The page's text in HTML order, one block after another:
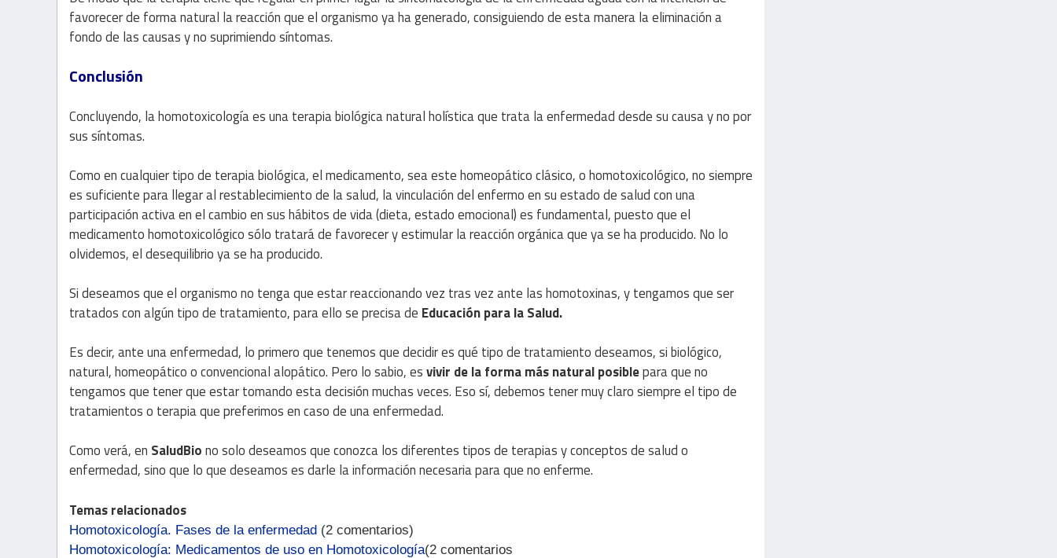
favorecer de forma natural la reacción que el organismo ya ha generado, consiguiendo de esta manera la eliminación a
fondo de las causas y no suprimiendo síntomas.
Conclusión
Concluyendo, la homotoxicología es una terapia biológica natural holística que trata la enfermedad desde su causa y no por
sus síntomas.
Como en cualquier tipo de terapia biológica, el medicamento, sea este homeopático clásico, o homotoxicológico, no siempre
es suficiente para llegar al restablecimiento de la salud, la vinculación del enfermo en su estado de salud con una
participación activa en el cambio en sus hábitos de vida (dieta, estado emocional) es fundamental, puesto que el
medicamento homotoxicológico sólo tratará de favorecer y estimular la reacción orgánica que ya se ha producido. No lo
olvidemos, el desequilibrio ya se ha producido.
Si deseamos que el organismo no tenga que estar reaccionando vez tras vez ante las homotoxinas, y tengamos que ser
tratados con algún tipo de tratamiento, para ello se precisa de Educación para la Salud.
Es decir, ante una enfermedad, lo primero que tenemos que decidir es qué tipo de tratamiento deseamos, si biológico,
natural, homeopático o convencional alopático. Pero lo sabio, esvivir de la forma más natural posiblepara que no
tengamos que tener que estar tomando esta decisión muchas veces. Eso sí, debemos tener muy claro siempre el tipo de
tratamientos o terapia que preferimos en caso de una enfermedad.
Como verá, en SaludBiono solo deseamos que conozca los diferentes tipos de terapias y conceptos de salud o
enfermedad, sino que lo que deseamos es darle la información necesaria para que no enferme.
Temas relacionados
Homotoxicología. Fases de la enfermedad (2 comentarios)
Homotoxicología: Medicamentos de uso en Homotoxicología(2 comentarios